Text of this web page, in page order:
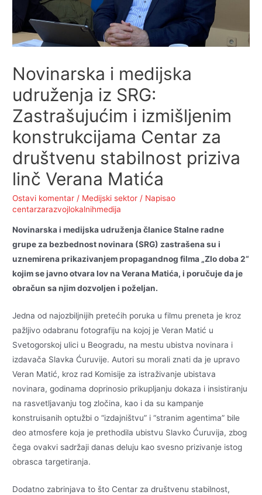
Novinarska i medijska
udruženja iz SRG:
Zastrašujućim i izmišljenim
konstrukcijama Centar za
društvenu stabilnost priziva
linč Verana Matića
Ostavi komentar / Medijski sektor / Napisao
centarzarazvojlokalnihmedija
Novinarska i medijska udruženja članice Stalne radne
grupe za bezbednost novinara (SRG) zastrašena su i
uznemirena prikazivanjem propagandnog filma „Zlo doba 2“
kojim se javno otvara lov na Verana Matića, i poručuje da je
obračun sa njim dozvoljen i poželjan.
Jedna od najozbiljnijih pretećih poruka u filmu preneta je kroz
pažljivo odabranu fotografiju na kojoj je Veran Matić u
Svetogorskoj ulici u Beogradu, na mestu ubistva novinara i
izdavača Slavka Ćuruvije. Autori su morali znati da je upravo
Veran Matić, kroz rad Komisije za istraživanje ubistava
novinara, godinama doprinosio prikupljanju dokaza i insistiranju
na rasvetljavanju tog zločina, kao i da su kampanje
konstruisanih optužbi o “izdajništvu” i “stranim agentima” bile
deo atmosfere koja je prethodila ubistvu Slavko Ćuruvija, zbog
čega ovakvi sadržaji danas deluju kao svesno prizivanje istog
obrasca targetiranja.
Dodatno zabrinjava to što Centar za društvenu stabilnost,